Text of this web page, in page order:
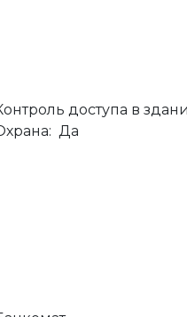
доступа в
Да